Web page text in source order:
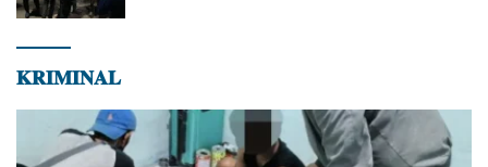
𝐊𝐑𝐈𝐌𝐈𝐍𝐀𝐋